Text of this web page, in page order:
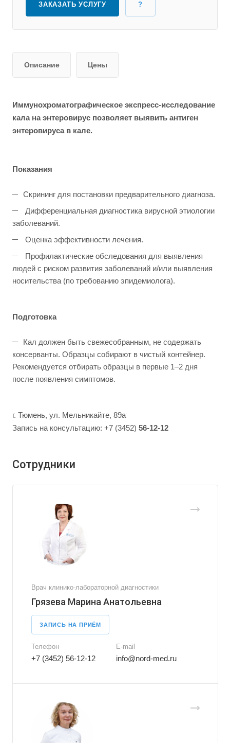
ЗАКАЗАТЬ УСЛУГУ ?
Описание Цены
Иммунохроматографическое экспресс-исследование
кала на энтеровирус позволяет выявить антиген
энтеровируса в кале.
Показания
Скрининг для постановки предварительного диагноза.
Дифференциальная диагностика вирусной этиологии
заболеваний.
Оценка эффективности лечения.
Профилактические обследования для выявления
людей с риском развития заболеваний и/или выявления
носительства (по требованию эпидемиолога).
Подготовка
Кал должен быть свежесобранным, не содержать
консерванты. Образцы собирают в чистый контейнер.
Рекомендуется отбирать образцы в первые 1–2 дня
после появления симптомов.
г. Тюмень, ул. Мельникайте, 89а
Запись на консультацию: +7 (3452) 56-12-12
Сотрудники
Врач клинико-лабораторной диагностики
Грязева Марина Анатольевна
ЗАПИСЬ НА ПРИЁМ
Телефон
+7 (3452) 56-12-12
E-mail
info@nord-med.ru